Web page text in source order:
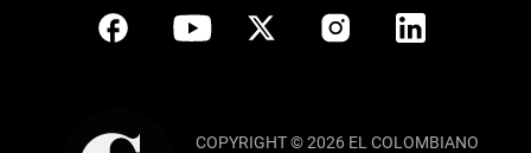
COPYRIGHT © 2026 EL COLOMBIANO